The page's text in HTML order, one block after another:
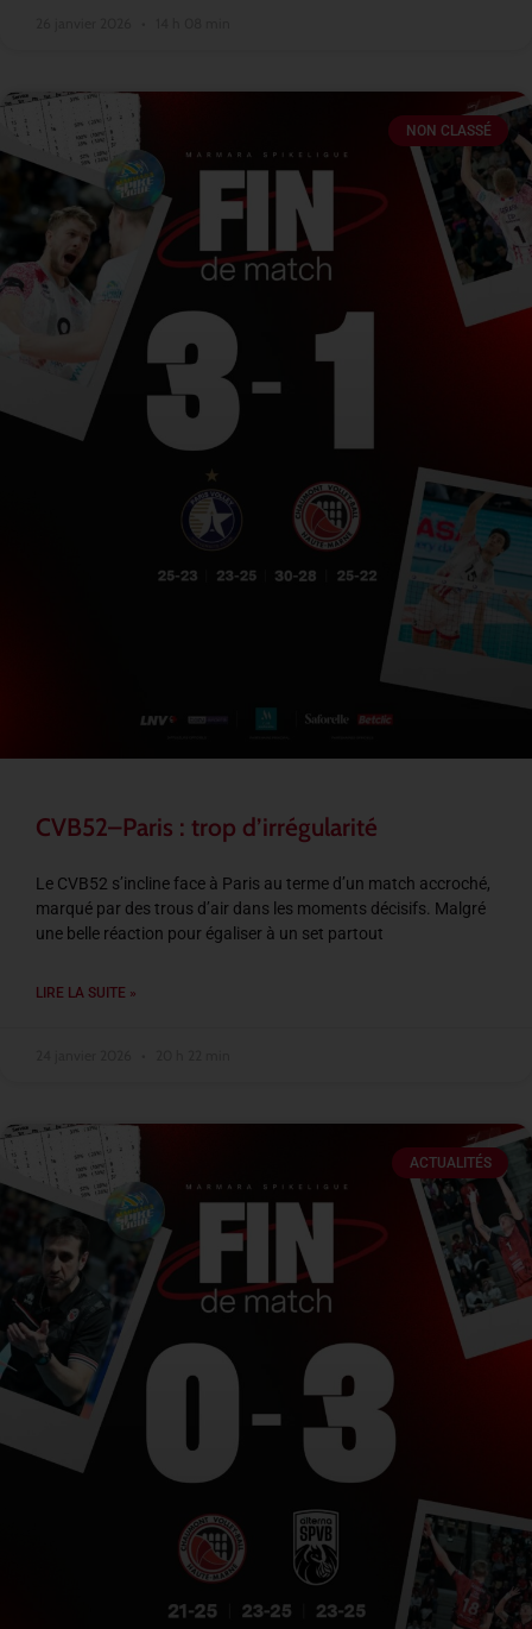
NON CLASSÉ
CVB52–Paris : trop d’irrégularité
Le CVB52 s’incline face à Paris au terme d’un match accroché,
marqué par des trous d’air dans les moments décisifs. Malgré
une belle réaction pour égaliser à un set partout
LIRE LA SUITE »
ACTUALITÉS